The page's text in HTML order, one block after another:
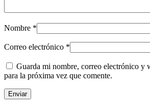
Nombre *
Correo electrónico *
Guarda mi nombre, correo electrónico y
para la próxima vez que comente.